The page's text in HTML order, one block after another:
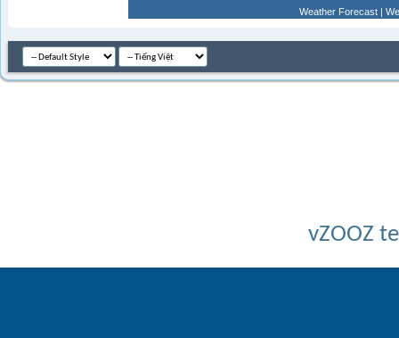
Weather Forecast |
vZOOZ